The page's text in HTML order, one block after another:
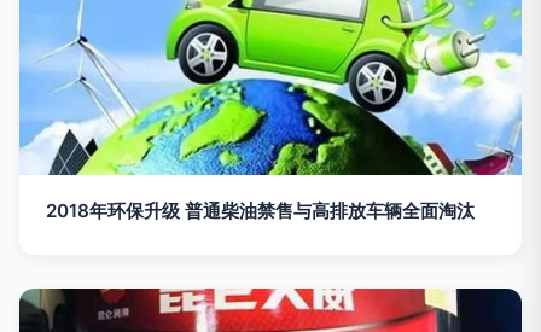
2018年环保升级 普通柴油禁售与高排放车辆全面淘汰